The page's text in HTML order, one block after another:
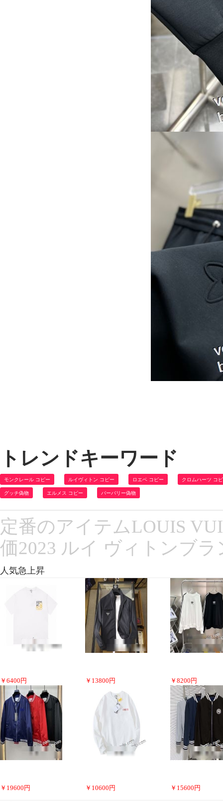
トレンドキーワード
モンクレール コピー ルイヴィトン コピー ロエベ コピー クロムハーツ コ
グッチ偽物 エルメス コピー バーバリー偽物
定番のアイテムLOUIS
価2023 ルイ ヴィトンブ
人気急上昇
￥ 6400 円 ￥ 13800 円 ￥ 8200 円
￥ 19600 円 ￥ 10600 円 ￥ 15600 円